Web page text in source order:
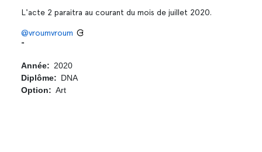
L'acte 2 paraitra au courant du mois de juillet 2020.
@vroumvroum
"
Année
2020
Diplôme
DNA
Option
Art